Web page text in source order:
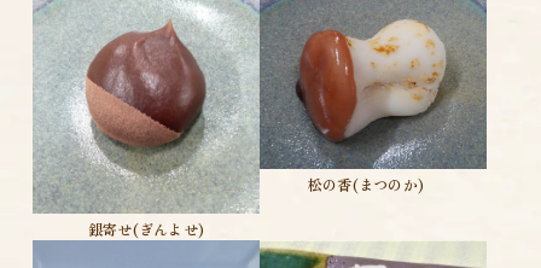
銀寄せ(ぎんよせ)
松の香(まつのか)